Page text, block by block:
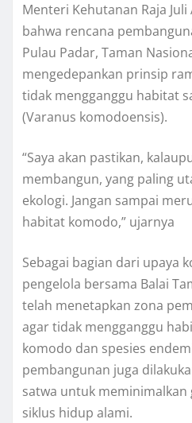
Menteri Kehutanan Raja
bahwa rencana
Pulau Padar, Taman
mengedepankan prinsip
tidak mengganggu habitat
(Varanus komodoensis).
“Saya akan pastikan,
membangun, yang paling
ekologi. Jangan sampai
habitat komodo,” ujarnya
Sebagai bagian dari upaya
pengelola bersama Balai
telah menetapkan zona
agar tidak mengganggu
komodo dan spesies
pembangunan juga
satwa untuk
siklus hidup alami.